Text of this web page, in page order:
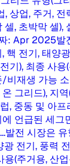
, 상업, 주거,
, 초박막 셀),
: Apr 2025발
핵 전기, 태양
기), 최종 사
비재생 가능
그리드), 지
, 중동 및 아
언급된 세그
발전 시장은
광 전기, 풍력
용(주거용, 산